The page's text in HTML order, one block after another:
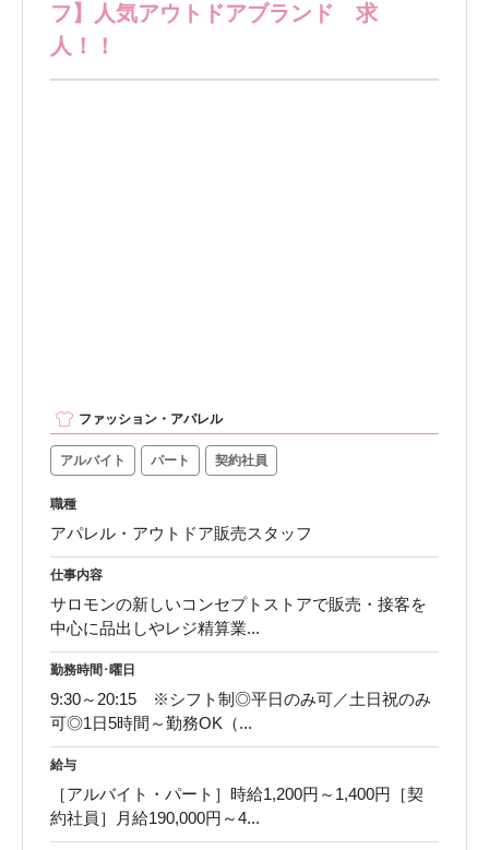
フ】人気アウトドアブランド 求
人！！
ファッション・アパレル
アルバイト パート 契約社員
職種
アパレル・アウトドア販売スタッフ
仕事内容
サロモンの新しいコンセプトストアで販売・接客を
中心に品出しやレジ精算業...
勤務時間･曜日
9:30～20:15 ※シフト制◎平日のみ可／土日祝のみ
可◎1日5時間～勤務OK（...
給与
［アルバイト・パート］時給1,200円～1,400円［契
約社員］月給190,000円～4...